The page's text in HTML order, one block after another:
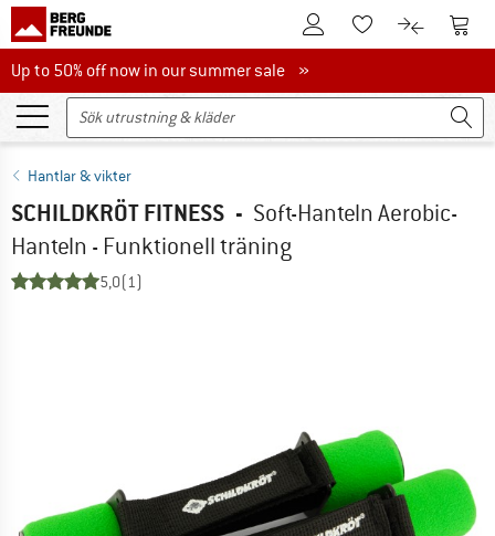
Till kundkontotTill minneslistan.
Till Till
Up to 50% off now in our summer sale
Up to 50% off now in our summer sale »
Hantlar & vikter
SCHILDKRÖT FITNESS - Soft-Hanteln Aerobic-
Hanteln - Funktionell träning
5,0(1)